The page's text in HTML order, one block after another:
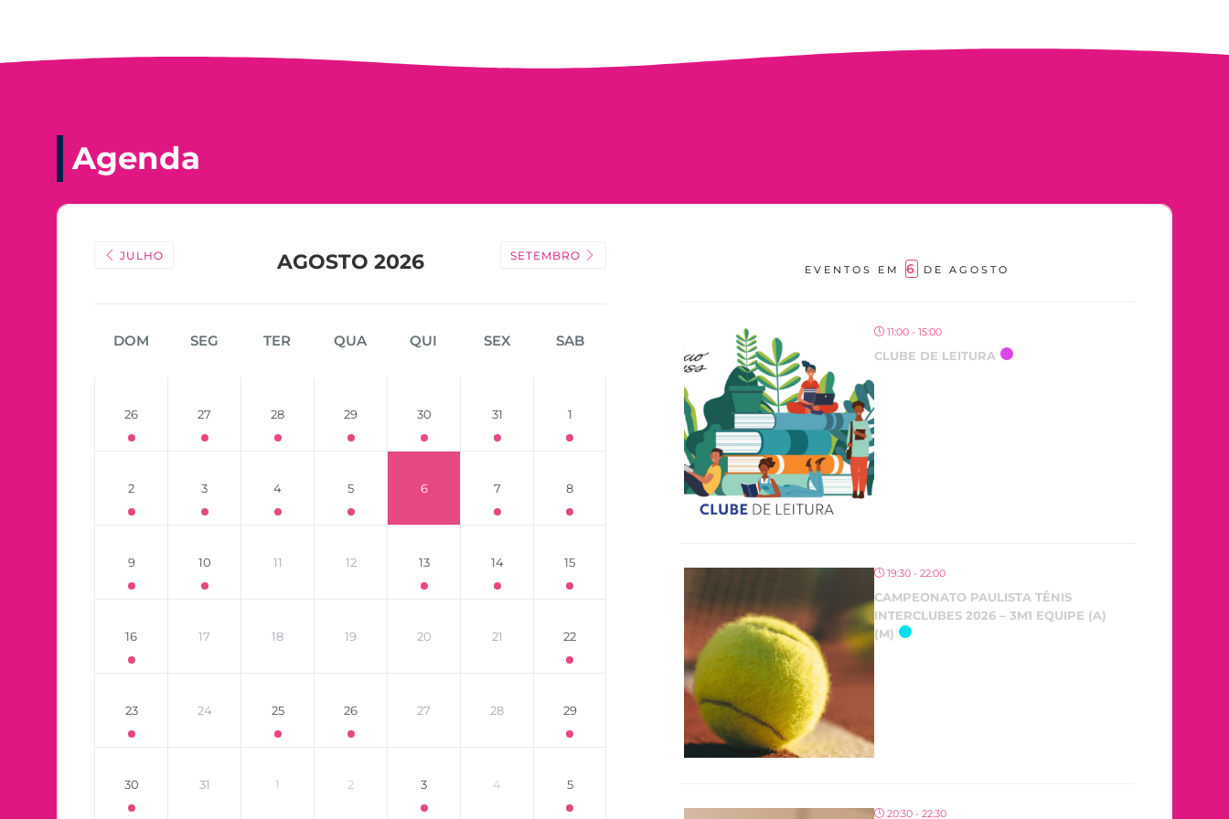
Agenda
JULHO AGOSTO 2026 SETEMBRO
DOM SEG TER QUA QUI SEX SAB
26 27 28 29 30 31 1
2 3 4 5 6 7 8
9 10 11 12 13 14 15
16 17 18 19 20 21 22
23 24 25 26 27 28 29
30 31 1 2 3 4 5
EVENTOS EM 6 DE AGOSTO
11:00 - 15:00
CLUBE DE LEITURA
19:30 - 22:00
CAMPEONATO PAULISTA TÊNIS
INTERCLUBES 2026 – 3M1 EQUIPE (A)
(M)
20:30 - 22:30